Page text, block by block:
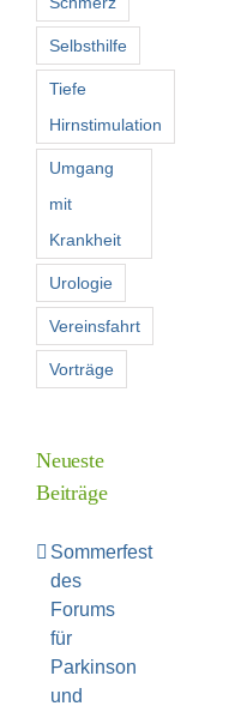
Selbsthilfe
Tiefe
Hirnstimulation
Umgang
mit
Krankheit
Urologie
Vereinsfahrt
Vorträge
Neueste
Beiträge
Sommerfest
des
Forums
für
Parkinson
und